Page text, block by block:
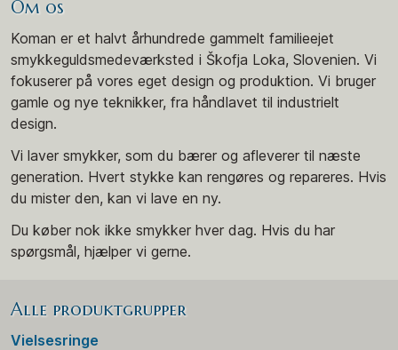
Om os
Koman er et halvt århundrede gammelt familieejet
smykkeguldsmedeværksted i Škofja Loka, Slovenien. Vi
fokuserer på vores eget design og produktion. Vi bruger
gamle og nye teknikker, fra håndlavet til industrielt
design.
Vi laver smykker, som du bærer og afleverer til næste
generation. Hvert stykke kan rengøres og repareres. Hvis
du mister den, kan vi lave en ny.
Du køber nok ikke smykker hver dag. Hvis du har
spørgsmål, hjælper vi gerne.
Alle produktgrupper
Vielsesringe